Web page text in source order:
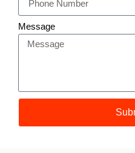
Message